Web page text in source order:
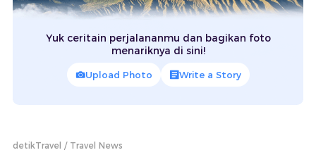
Yuk ceritain perjalananmu dan bagikan foto
menariknya di sini!
Upload Photo Write a Story
detikTravel Travel News